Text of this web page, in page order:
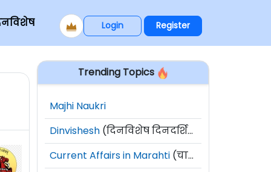
Login Register
Trending Topics
Majhi Naukri
Dinvishesh (दिनविशेष दिनदर्शिका)
Current Affairs in Marahti (चालू घडामोडी)